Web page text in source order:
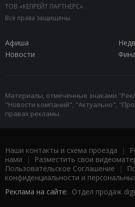
ТОВ «КЕПРЕЙТ ПАРТНЕРС».
Все права защищены.
Афиша
Новости
Материалы, отмеченные знаками
"Новости компаний", "Актуально",
правах рекламы.
Наши контакты и схема проезда |
нами | Разместить свои
Пользовательское Соглашение |
конфиденциальности и
Реклама на сайте: Отдел продаж